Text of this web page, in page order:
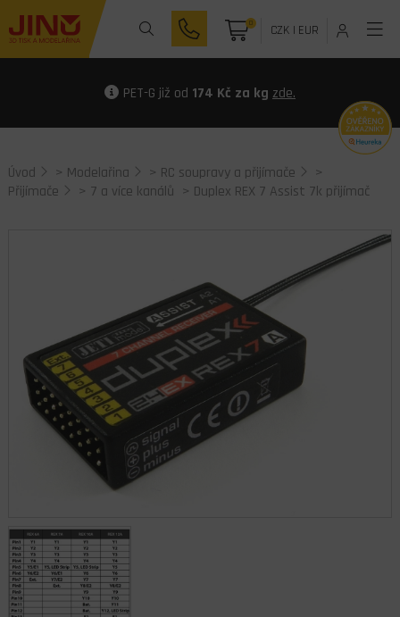
0 CZK| EUR
PET-G již od 174 Kč za kg zde.
Úvod > Modelařina > RC soupravy a přijímače
>
Přijímače
> 7 a více kanálů > Duplex REX 7 Assist 7k přijímač